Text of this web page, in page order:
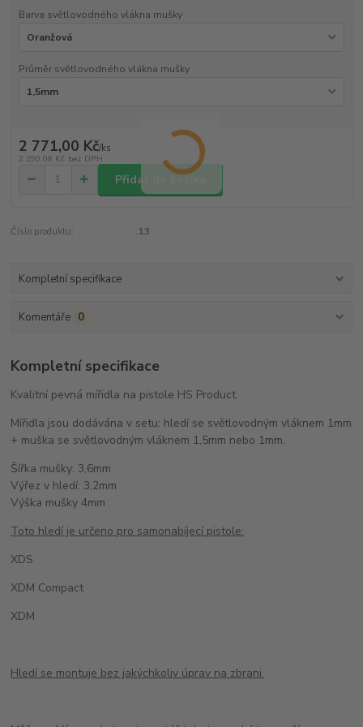
Barva světlovodného vlákna mušky
Průměr světlovodného vlákna mušky
2 771,00 Kč/ks
2 290,08 Kč bez DPH
Přidat do košíku
Číslo produktu: .13
Kompletní specifikace
Komentáře 0
Kompletní specifikace
Kvalitní pevná mířidla na pistole HS Product.
Mířidla jsou dodávána v setu: hledí se světlovodným vláknem 1mm
+ muška se světlovodným vláknem 1,5mm nebo 1mm.
Šířka mušky: 3,6mm
Výřez v hledí: 3,2mm
Výška mušky 4mm
Toto hledí je určeno pro samonabíjecí pistole:
XDS
XDM Compact
XDM
Hledí se montuje bez jakýchkoliv úprav na zbrani.